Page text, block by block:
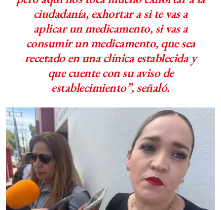
ciudadanía, exhortar a si te vas a
aplicar un medicamento, si vas a
consumir un medicamento, que sea
recetado en una clínica establecida y
que cuente con su aviso de
establecimiento”, señaló.